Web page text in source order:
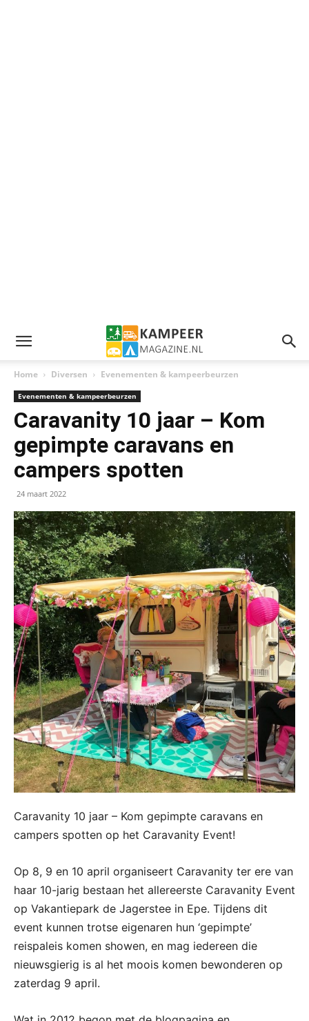
Home Diversen Evenementen & kampeerbeurzen
Evenementen & kampeerbeurzen
Caravanity 10 jaar – Kom
gepimpte caravans en
campers spotten
24 maart 2022
Caravanity 10 jaar – Kom gepimpte caravans en
campers spotten op het Caravanity Event!
Op 8, 9 en 10 april organiseert Caravanity ter ere van
haar 10-jarig bestaan het allereerste Caravanity Event
op Vakantiepark de Jagerstee in Epe. Tijdens dit
event kunnen trotse eigenaren hun ‘gepimpte’
reispaleis komen showen, en mag iedereen die
nieuwsgierig is al het moois komen bewonderen op
zaterdag 9 april.